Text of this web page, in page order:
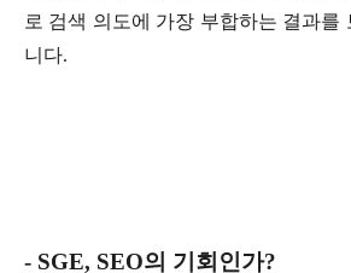
로 검색 의도에 가장 부합하는 결과를
니다.
- SGE, SEO의 기회인가?